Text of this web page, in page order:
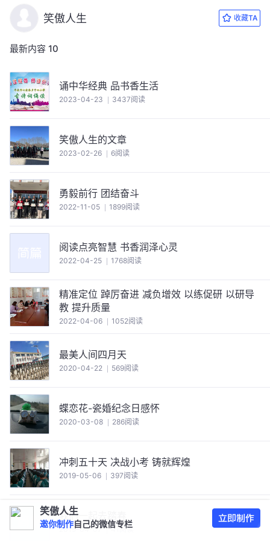
笑傲人生 收藏TA
最新内容 10
诵中华经典 品书香生活
2023-04-23 3437阅读
笑傲人生的文章
2023-02-26 6阅读
勇毅前行 团结奋斗
2022-11-05 1899阅读
阅读点亮智慧 书香润泽心灵
2022-04-25 1768阅读
精准定位 踔厉奋进 减负增效 以练促研 以研导
教 提升质量
2022-04-06 1052阅读
最美人间四月天
2020-04-22 569阅读
蝶恋花-瓷婚纪念日感怀
2020-03-08 286阅读
冲刺五十天 决战小考 铸就辉煌
2019-05-06 397阅读
我们一起去踏春
2019-04-07 41阅读
笑傲人生
邀你制作 自己的微信专栏